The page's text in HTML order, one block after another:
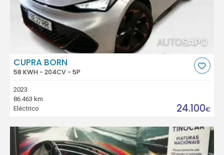
CUPRA BORN
58 KWH - 204CV - 5P
2023
86.463 km
Eléctrico
24.100€